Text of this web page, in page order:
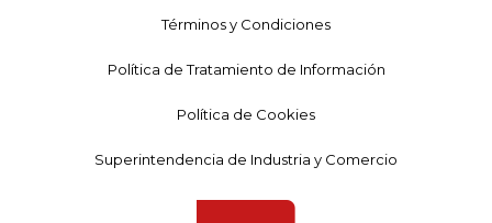
Términos y Condiciones
Política de Tratamiento de Información
Política de Cookies
Superintendencia de Industria y Comercio